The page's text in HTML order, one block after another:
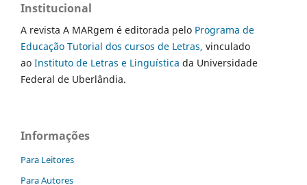
Institucional
A revista A MARgem é editorada pelo Programa de
Educação Tutorial dos cursos de Letras, vinculado
ao Instituto de Letras e Linguística da Universidade
Federal de Uberlândia.
Informações
Para Leitores
Para Autores